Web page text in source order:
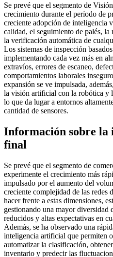
Se prevé que el segmento de
crecimiento durante el período de
creciente adopción de inteligencia
calidad, el seguimiento de palés,
la verificación automática de
Los sistemas de inspección
implementando cada vez más en
extravíos, errores de escaneo,
comportamientos laborales
expansión se ve impulsada,
la visión artificial con la robótica y
lo que da lugar a entornos
cantidad de sensores.
Información sobre la
final
Se prevé que el segmento de
experimente el crecimiento más
impulsado por el aumento del
creciente complejidad de las redes
hacer frente a estas dimensiones,
gestionando una mayor diversidad
reducidos y altas expectativas en
Además, se ha observado una
inteligencia artificial que permiten
automatizar la clasificación,
inventario y predecir las